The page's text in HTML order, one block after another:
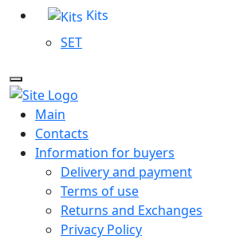
Kits
SET
Main
Contacts
Information for buyers
Delivery and payment
Terms of use
Returns and Exchanges
Privacy Policy